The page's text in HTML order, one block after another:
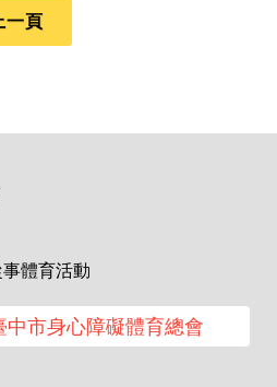
一頁
體育活動
中市身心障礙體育總會